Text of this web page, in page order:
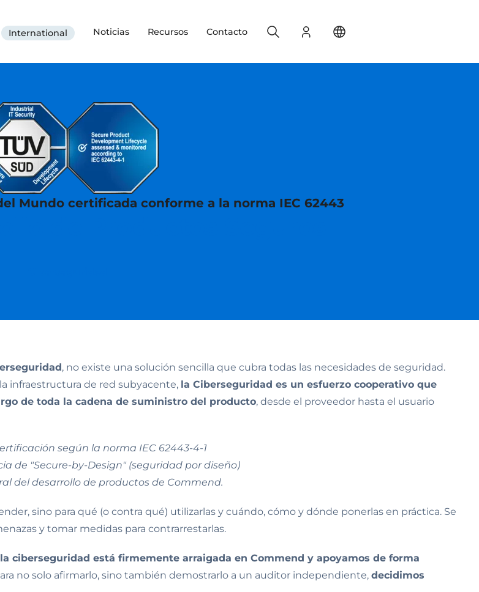
International Noticias Recursos Contacto Registro
Search
Mundo certificada conforme a la norma IEC 62443
, no existe una solución sencilla que cubra todas las necesidades de seguridad.
infraestructura de red subyacente, la Ciberseguridad es un esfuerzo cooperativo que
de toda la cadena de suministro del producto, desde el proveedor hasta el usuario
según la norma IEC 62443-4-1
de "Secure-by-Design" (seguridad por diseño)
del desarrollo de productos de Commend.
sino para qué (o contra qué) utilizarlas y cuándo, cómo y dónde ponerlas en práctica. Se
y tomar medidas para contrarrestarlas.
ciberseguridad está firmemente arraigada en Commend y apoyamos de forma
no solo afirmarlo, sino también demostrarlo a un auditor independiente, decidimos